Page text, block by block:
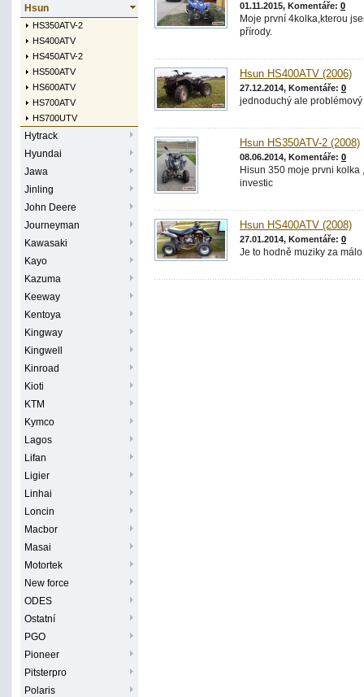
Hsun
HS350ATV-2
HS400ATV
HS450ATV-2
HS500ATV
HS600ATV
HS700ATV
HS700UTV
Hytrack
Hyundai
Jawa
Jinling
John Deere
Journeyman
Kawasaki
Kayo
Kazuma
Keeway
Kentoya
Kingway
Kingwell
Kinroad
Kioti
KTM
Kymco
Lagos
Lifan
Ligier
Linhai
Loncin
Macbor
Masai
Motortek
New force
ODES
Ostatní
PGO
Pioneer
Pitsterpro
Polaris
01.11.2015, Komentáře: 0
Moje první 4kolka,kterou
přírody.
Hsun HS400ATV (2006)
27.12.2014, Komentáře: 0
jednoduchý ale
Hsun HS350ATV-2 (2008)
08.06.2014, Komentáře: 0
Hisun 350 moje prvni
investic
Hsun HS400ATV (2008)
27.01.2014, Komentáře: 0
Je to hodně muziky za